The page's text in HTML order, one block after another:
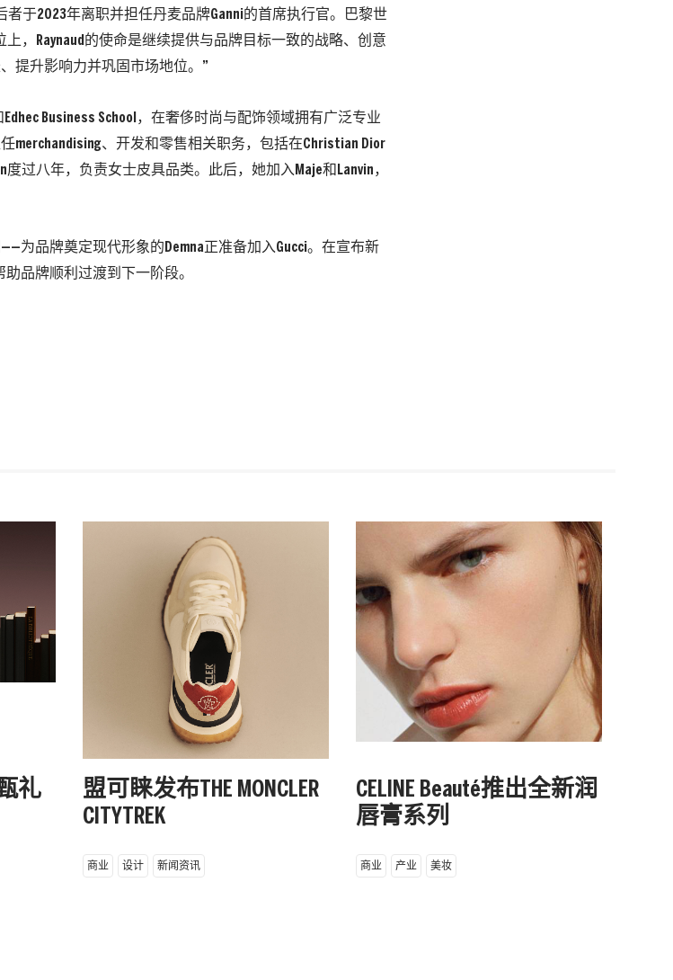
后者于2023年离职并担任丹麦品牌Ganni的首席执行官。巴黎世
，Raynaud的使命是继续提供与品牌目标一致的战略、创意
提升影响力并巩固市场地位。”
Edhec Business School，在奢侈时尚与配饰领域拥有广泛专业
merchandising、开发和零售相关职务，包括在Christian Dior
过八年，负责女士皮具品类。此后，她加入Maje和Lanvin，
为品牌奠定现代形象的Demna正准备加入Gucci。在宣布新
助品牌顺利过渡到下一阶段。
礼
盟可睐发布THE MONCLER
CITYTREK
商业 设计 新闻资讯
CELINE Beauté推出全新润
唇膏系列
商业 产业 美妆